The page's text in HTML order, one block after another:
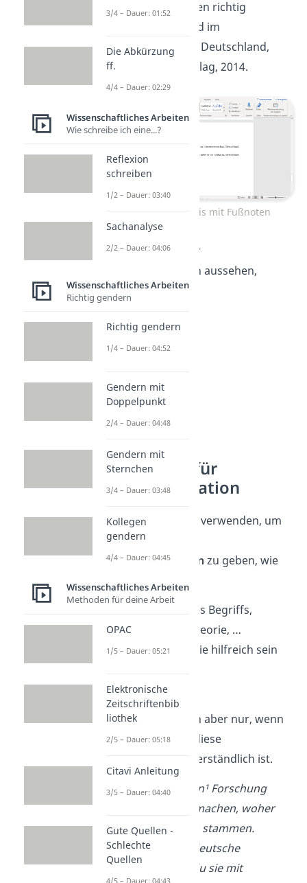
Fischer, Tim: Fußnoten richtig
angeben: im Text und im
Literaturverzeichnis, Deutschland,
Stuttgart: Musterverlag, 2014.
Literaturverzeichnis mit Fußnoten
Wie die Fußnoten für
Zusatzinformationen aussehen,
zeigen wir dir jetzt.
Die Fußnote für
Zusatzinformation
Du kannst Fußnoten verwenden, um
deiner Leserschaft
Zusatzinformationen zu geben, wie
etwa für:
Erklärungen eines Begriffs,
Modells, einer Theorie, …
Informationen, die hilfreich sein
Mache Fußnoten für
Zusatzinformationen aber nur, wenn
der Text auchohne
diese
Zusatzinformation verständlich ist.
Bei einer empirischen¹ Forschung
musst du kenntlich machen, woher
deine Informationen stammen.
Verwendest du die deutsche
Zitierweise, zitierst du sie mit
3/4 – Dauer: 01:52
Die Abkürzung
ff.
4/4 – Dauer: 02:29
Wissenschaftliches Arbeiten
Wie schreibe ich eine...?
Reflexion
schreiben
1/2 – Dauer: 03:40
Sachanalyse
2/2 – Dauer: 04:06
Wissenschaftliches Arbeiten
Richtig gendern
Richtig gendern
1/4 – Dauer: 04:52
Gendern mit
Doppelpunkt
2/4 – Dauer: 04:48
Gendern mit
Sternchen
3/4 – Dauer: 03:48
Kollegen
gendern
4/4 – Dauer: 04:45
Wissenschaftliches Arbeiten
Methoden für deine Arbeit
OPAC
1/5 – Dauer: 05:21
Elektronische
Zeitschriftenbib
liothek
2/5 – Dauer: 05:18
Citavi Anleitung
3/5 – Dauer: 04:40
Gute Quellen -
Schlechte
Quellen
4/5 – Dauer: 04:43